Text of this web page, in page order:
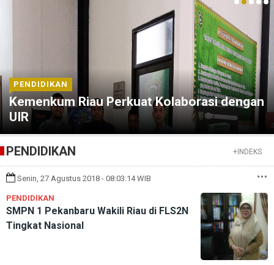
PENDIDIKAN
Kemenkum Riau Perkuat Kolaborasi dengan
UIR
PENDIDIKAN +INDEKS
Senin, 27 Agustus 2018 - 08:03:14 WIB
PENDIDIKAN
SMPN 1 Pekanbaru Wakili Riau di FLS2N
Tingkat Nasional